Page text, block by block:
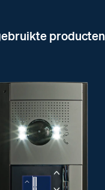
producten